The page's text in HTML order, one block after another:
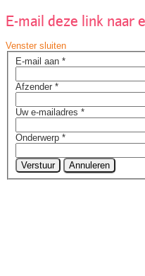
E-mail deze link naar
Venster sluiten
E-mail aan *
Afzender *
Uw e-mailadres *
Onderwerp *
Verstuur Annuleren